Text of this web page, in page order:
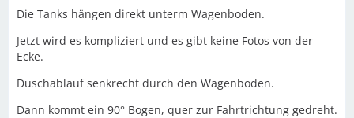
Die Tanks hängen direkt unterm Wagenboden.
Jetzt wird es kompliziert und es gibt keine Fotos von der
Ecke.
Duschablauf senkrecht durch den Wagenboden.
Dann kommt ein 90° Bogen, quer zur Fahrtrichtung gedreht.